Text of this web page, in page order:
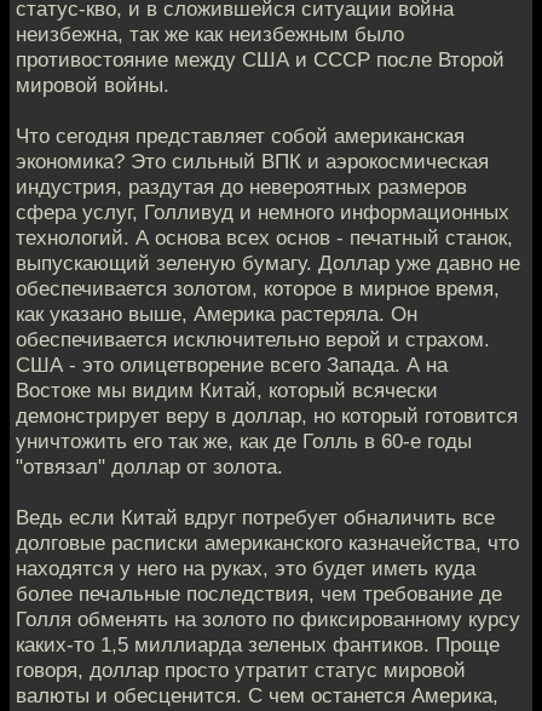
статус-кво, и в сложившейся ситуации война
неизбежна, так же как неизбежным было
противостояние между США и СССР после Второй
мировой войны.
Что сегодня представляет собой американская
экономика? Это сильный ВПК и аэрокосмическая
индустрия, раздутая до невероятных размеров
сфера услуг, Голливуд и немного информационных
технологий. А основа всех основ - печатный станок,
выпускающий зеленую бумагу. Доллар уже давно не
обеспечивается золотом, которое в мирное время,
как указано выше, Америка растеряла. Он
обеспечивается исключительно верой и страхом.
США - это олицетворение всего Запада. А на
Востоке мы видим Китай, который всячески
демонстрирует веру в доллар, но который готовится
уничтожить его так же, как де Голль в 60-е годы
"отвязал" доллар от золота.
Ведь если Китай вдруг потребует обналичить все
долговые расписки американского казначейства, что
находятся у него на руках, это будет иметь куда
более печальные последствия, чем требование де
Голля обменять на золото по фиксированному курсу
каких-то 1,5 миллиарда зеленых фантиков. Проще
говоря, доллар просто утратит статус мировой
валюты и обесценится. С чем останется Америка,